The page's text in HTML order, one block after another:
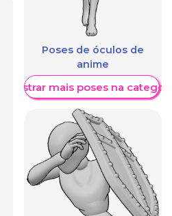
Poses de óculos de
anime
Mostrar mais poses na